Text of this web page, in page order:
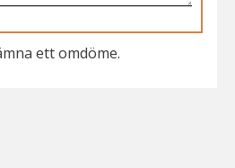
ett omdöme.